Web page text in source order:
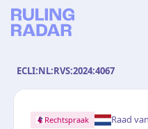
ECLI:NL:RVS:2024:4067
Rechtspraak Raad